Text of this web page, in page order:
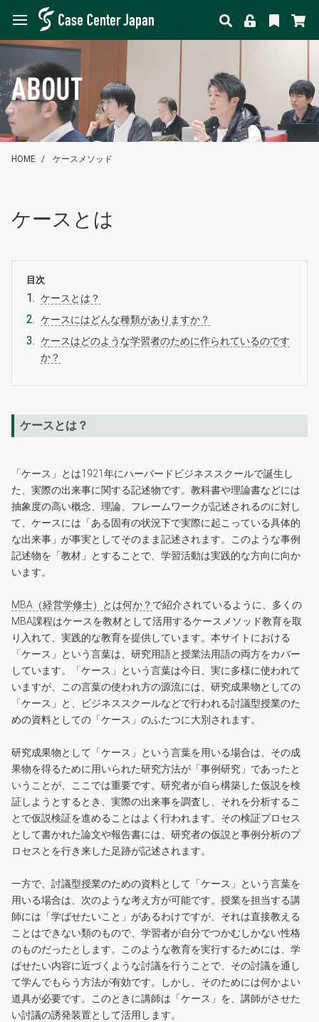
ABOUT
HOME ケースメソッド
ケースとは
目次
ケースとは？
ケースにはどんな種類がありますか？
ケースはどのような学習者のために作られているのです
か？
ケースとは？
「ケース」とは1921年にハーバードビジネススクールで誕生し
た、実際の出来事に関する記述物です。教科書や理論書などには
抽象度の高い概念、理論、フレームワークが記述されるのに対し
て、ケースには「ある固有の状況下で実際に起こっている具体的
な出来事」が事実としてそのまま記述されます。このような事例
記述物を「教材」とすることで、学習活動は実践的な方向に向か
います。
MBA（経営学修士）とは何か？ で紹介されているように、多くの
MBA課程はケースを教材として活用するケースメソッド教育を取
り入れて、実践的な教育を提供しています。本サイトにおける
「ケース」という言葉は、研究用語と授業法用語の両方をカバー
しています。「ケース」という言葉は今日、実に多様に使われて
いますが、この言葉の使われ方の源流には、研究成果物としての
「ケース」と、ビジネススクールなどで行われる討議型授業のた
めの資料としての「ケース」のふたつに大別されます。
研究成果物として「ケース」という言葉を用いる場合は、その成
果物を得るために用いられた研究方法が「事例研究」であったと
いうことが、ここでは重要です。研究者が自ら構築した仮説を検
証しようとするとき、実際の出来事を調査し、それを分析するこ
とで仮説検証を進めることはよく行われます。その検証プロセス
として書かれた論文や報告書には、研究者の仮説と事例分析のプ
ロセスとを行き来した足跡が記述されます。
一方で、討議型授業のための資料として「ケース」という言葉を
用いる場合は、次のような考え方が可能です。授業を担当する講
師には「学ばせたいこと」があるわけですが、それは直接教える
ことはできない類のもので、学習者が自分でつかむしかない性格
のものだったとします。このような教育を実行するためには、学
ばせたい内容に近づくような討議を行うことで、その討議を通し
て学んでもらう方法が有効です。しかし、そのためには何かよい
道具が必要です。このときに講師は「ケース」を、講師がさせた
い討議の誘発装置として活用します。